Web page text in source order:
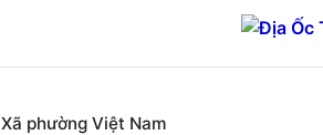
Xã phường Việt Nam